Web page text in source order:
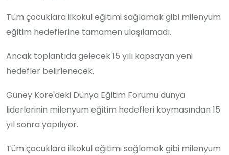
Tüm çocuklara ilkokul eğitimi sağlamak gibi milenyum
eğitim hedeflerine tamamen ulaşılamadı.
Ancak toplantıda gelecek 15 yılı kapsayan yeni
hedefler belirlenecek.
Güney Kore'deki Dünya Eğitim Forumu dünya
liderlerinin milenyum eğitim hedefleri koymasından 15
yıl sonra yapılıyor.
Tüm çocuklara ilkokul eğitimi sağlamak gibi milenyum